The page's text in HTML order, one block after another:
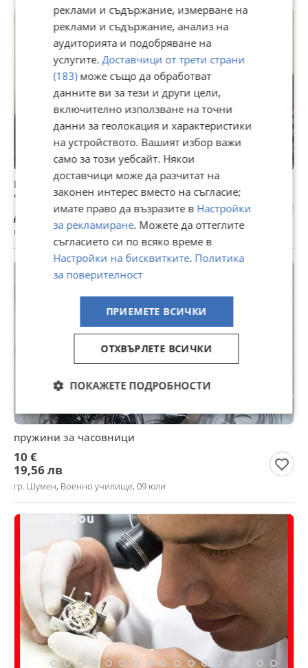
Ремонт на ръчни,стенни,джобни,настолни
часовници и будилници
Договаряне
гр. Велико Търново, Център, 12 юли
пружини за часовници
10 €
19,56 лв
гр. Шумен, Военно училище, 09 юли
реклами и съдържание, измерване на
реклами и съдържание, анализ на
аудиторията и подобряване на
услугите. Доставчици от трети страни
(183)може също да обработват
данните ви за тези и други цели,
включително използване на точни
данни за геолокация и характеристики
на устройството. Вашият избор важи
само за този уебсайт. Някои
доставчици може да разчитат на
законен интерес вместо на съгласие;
имате право да възразите в Настройки
за рекламиране. Можете да оттеглите
съгласието си по всяко време в
Настройки на бисквитките. Политика
за поверителност
ПРИЕМЕТЕ ВСИЧКИ
ОТХВЪРЛЕТЕ ВСИЧКИ
ПОКАЖЕТЕ ПОДРОБНОСТИ